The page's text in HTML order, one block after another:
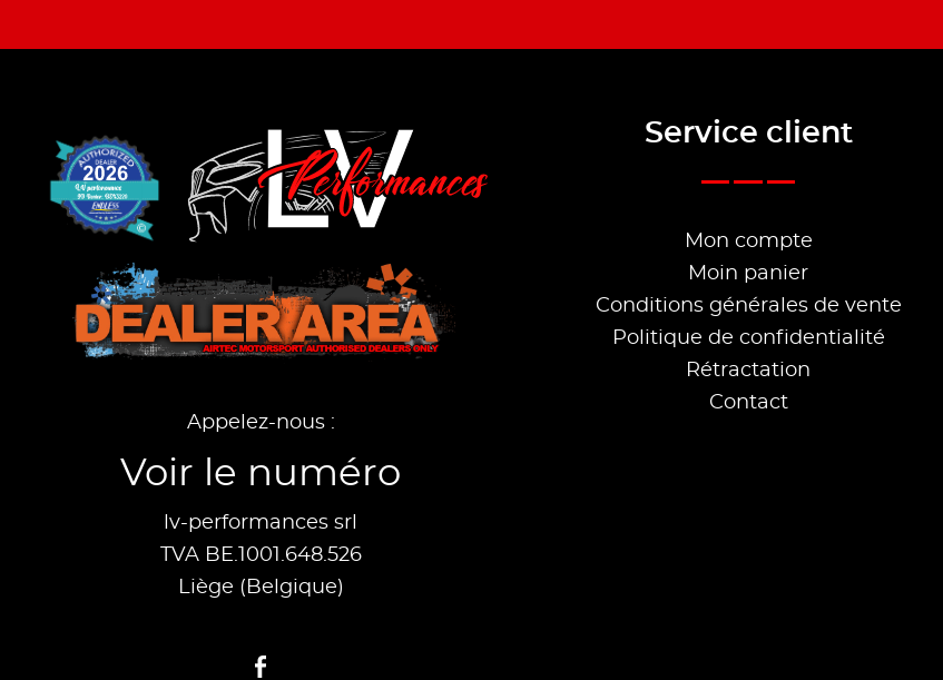
Service client
Mon compte
Moin panier
Conditions générales de vente
Politique de confidentialité
Rétractation
Contact
Appelez-nous :
Voir le numéro
lv-performances srl
TVA BE.1001.648.526
Liège (Belgique)